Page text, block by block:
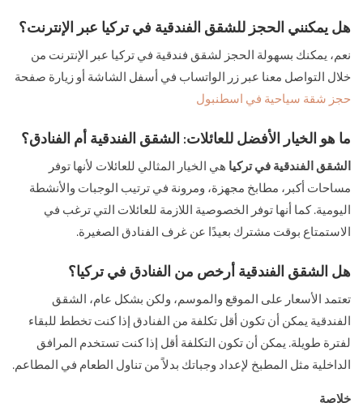
هل يمكنني الحجز للشقق الفندقية في تركيا عبر الإنترنت؟
نعم، يمكنك بسهولة الحجز لشقق فندقية في تركيا عبر الإنترنت من
خلال التواصل معنا عبر زر الواتساب في أسفل الشاشة أو زيارة صفحة
حجز شقة سياحية في اسطنبول
ما هو الخيار الأفضل للعائلات: الشقق الفندقية أم الفنادق؟
الشقق الفندقية في تركياهي الخيار المثالي للعائلات لأنها توفر
مساحات أكبر، مطابخ مجهزة، ومرونة في ترتيب الوجبات والأنشطة
اليومية. كما أنها توفر الخصوصية اللازمة للعائلات التي ترغب في
الاستمتاع بوقت مشترك بعيدًا عن غرف الفنادق الصغيرة.
هل الشقق الفندقية أرخص من الفنادق في تركيا؟
تعتمد الأسعار على الموقع والموسم، ولكن بشكل عام، الشقق
الفندقية يمكن أن تكون أقل تكلفة من الفنادق إذا كنت تخطط للبقاء
لفترة طويلة. يمكن أن تكون التكلفة أقل إذا كنت تستخدم المرافق
الداخلية مثل المطبخ لإعداد وجباتك بدلاً من تناول الطعام في المطاعم.
خلاصة